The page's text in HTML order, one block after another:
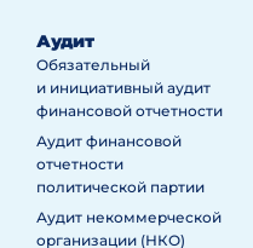
Аудит
Обязательный
и инициативный аудит
финансовой отчетности
Аудит финансовой
отчетности
политической партии
Аудит некоммерческой
организации (НКО)